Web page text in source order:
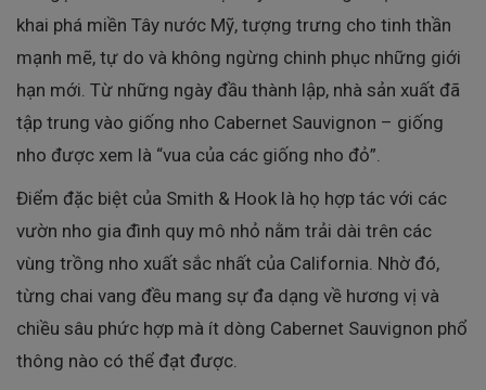
khai phá miền Tây nước Mỹ, tượng trưng cho tinh thần
mạnh mẽ, tự do và không ngừng chinh phục những giới
hạn mới. Từ những ngày đầu thành lập, nhà sản xuất đã
tập trung vào giống nho Cabernet Sauvignon – giống
nho được xem là “vua của các giống nho đỏ”.
Điểm đặc biệt của Smith & Hook là họ hợp tác với các
vườn nho gia đình quy mô nhỏ nằm trải dài trên các
vùng trồng nho xuất sắc nhất của California. Nhờ đó,
từng chai vang đều mang sự đa dạng về hương vị và
chiều sâu phức hợp mà ít dòng Cabernet Sauvignon phổ
thông nào có thể đạt được.